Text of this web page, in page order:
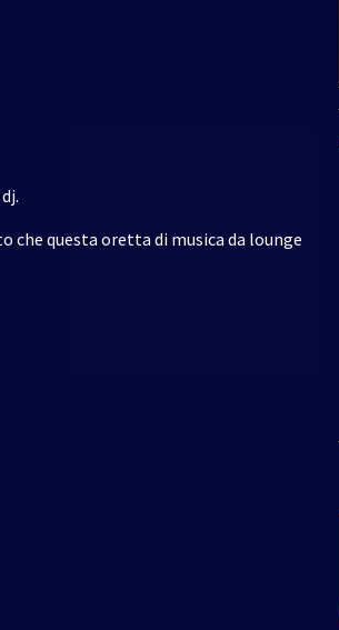
che questa oretta di musica da lounge